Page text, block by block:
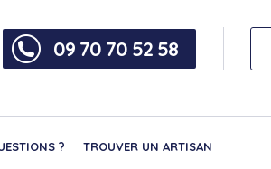
09 70 70 52 58
? TROUVER UN ARTISAN